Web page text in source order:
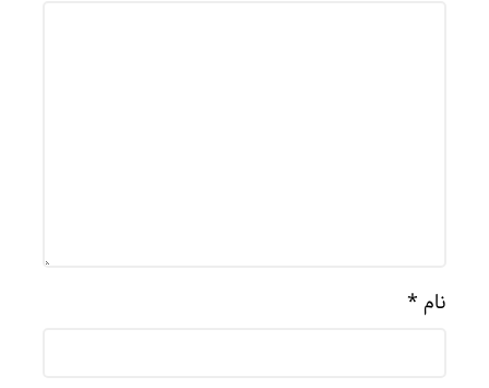
نام *